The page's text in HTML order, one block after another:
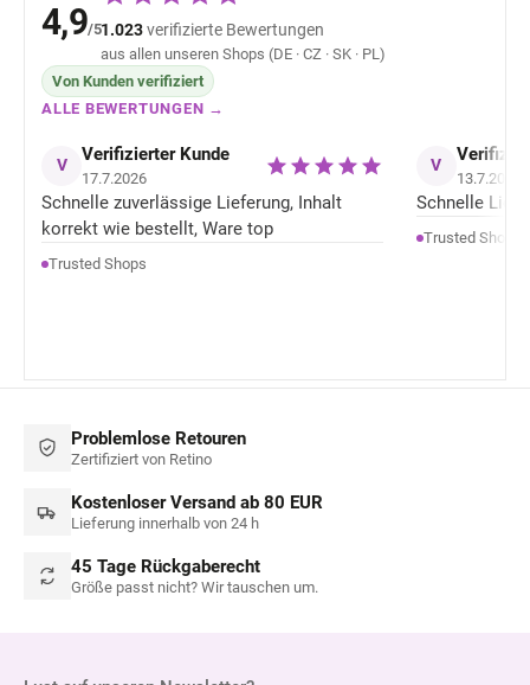
4,9/51.023verifizierte Bewertungen
aus allen unseren Shops (DE · CZ · SK · PL)
Von Kunden verifiziert
ALLE BEWERTUNGEN →
V Verifizierter Kunde
17.7.2026
Schnelle zuverlässige Lieferung, Inhalt
korrekt wie bestellt, Ware top
Trusted Shops
V
13.7.2026
Schnelle
Trusted Shops
Problemlose Retouren
Zertifiziert von Retino
Kostenloser Versand ab 80 EUR
Lieferung innerhalb von 24 h
45 Tage Rückgaberecht
Größe passt nicht? Wir tauschen um.